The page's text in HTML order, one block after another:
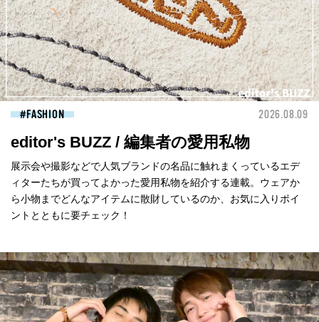
FASHION 2026.08.09
editor's BUZZ / 編集者の愛用私物
展示会や撮影などで人気ブランドの名品に触れまくっているエデ
ィターたちが買ってよかった愛用私物を紹介する連載。ウェアか
ら小物までどんなアイテムに散財しているのか、お気に入りポイ
ントとともに要チェック！